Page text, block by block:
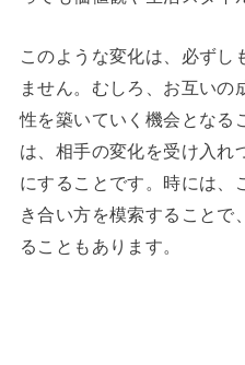
このような変化は、必ずし
ません。むしろ、お互いの
性を築いていく機会となる
は、相手の変化を受け入れ
にすることです。時には、
き合い方を模索することで
ることもあります。